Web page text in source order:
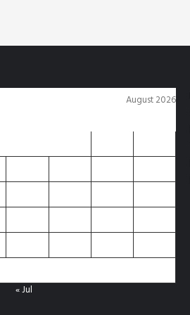
August 2026
« Jul